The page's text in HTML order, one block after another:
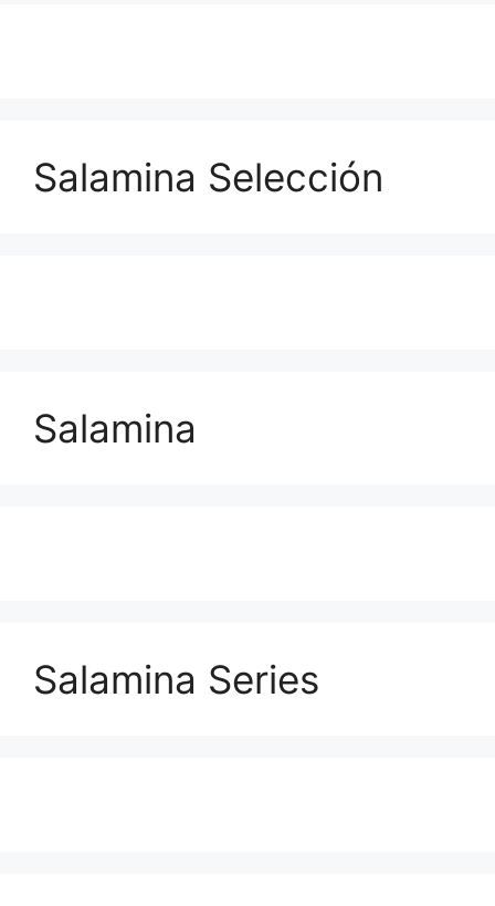
Salamina Selección
Salamina
Salamina Series